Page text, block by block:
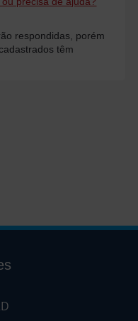
respondidas, porém
têm